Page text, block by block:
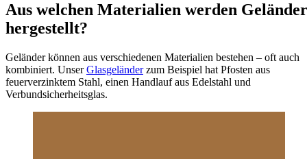
Aus welchen Materialien werden Geländer
hergestellt?
Geländer können aus verschiedenen Materialien bestehen – oft auch
kombiniert. UnserGlasgeländerzum Beispiel hat Pfosten aus
feuerverzinktem Stahl, einen Handlauf aus Edelstahl und
Verbundsicherheitsglas.